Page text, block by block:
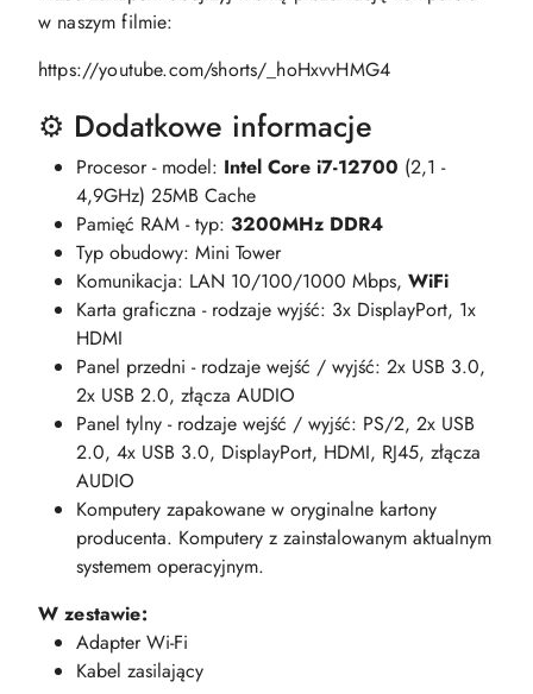
w naszym filmie:
https://youtube.com/shorts/_hoHxvvHMG4
⚙️ Dodatkowe informacje
Procesor - model: Intel Core i7-12700 (2,1 -
4,9GHz) 25MB Cache
Pamięć RAM - typ: 3200MHz DDR4
Typ obudowy: Mini Tower
Komunikacja: LAN 10/100/1000 Mbps, WiFi
Karta graficzna - rodzaje wyjść: 3x DisplayPort, 1x
HDMI
Panel przedni - rodzaje wejść / wyjść: 2x USB 3.0,
2x USB 2.0, złącza AUDIO
Panel tylny - rodzaje wejść / wyjść: PS/2, 2x USB
2.0, 4x USB 3.0, DisplayPort, HDMI, RJ45, złącza
AUDIO
Komputery zapakowane w oryginalne kartony
producenta. Komputery z zainstalowanym aktualnym
systemem operacyjnym.
W zestawie:
Adapter Wi-Fi
Kabel zasilający